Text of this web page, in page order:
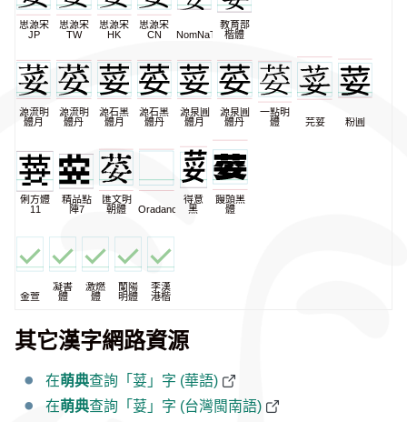
思源宋
JP
思源宋
TW
思源宋
HK
思源宋
CN
NomNaTong
教育部
楷體
源流明
體月
源流明
體丹
源石黑
體月
源石黑
體丹
源泉圓
體月
源泉圓
體丹
一點明
體
芫荽 粉圓
俐方體
11
精品點
陣7
匯文明
朝體
Oradano
得意
黑
饅頭黑
體
金萱
凝書
體
激燃
體
蘭陽
明體
李漢
港楷
其它漢字網路資源
在萌典查詢「荽」字 (華語)
在萌典查詢「荽」字 (台灣閩南語)